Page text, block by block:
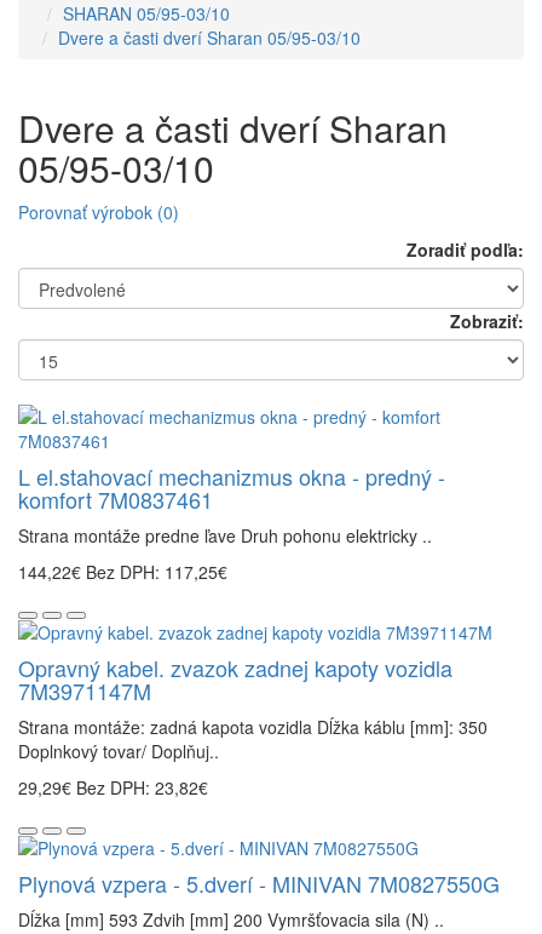
SHARAN 05/95-03/10
Dvere a časti dverí Sharan 05/95-03/10
Dvere a časti dverí Sharan
05/95-03/10
Porovnať výrobok (0)
Zoradiť podľa:
Zobraziť:
L el.stahovací mechanizmus okna - predný -
komfort 7M0837461
Strana montáže predne ľave Druh pohonu elektricky ..
144,22€ Bez DPH: 117,25€
Opravný kabel. zvazok zadnej kapoty vozidla
7M3971147M
Strana montáže: zadná kapota vozidla Dĺžka káblu [mm]: 350
Doplnkový tovar/ Doplňuj..
29,29€ Bez DPH: 23,82€
Plynová vzpera - 5.dverí - MINIVAN 7M0827550G
Dĺžka [mm] 593 Zdvih [mm] 200 Vymršťovacia sila (N) ..